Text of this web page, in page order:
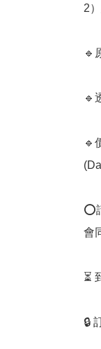
2
🔹
🔹
🔹
⭕️
會
⏳
🔒